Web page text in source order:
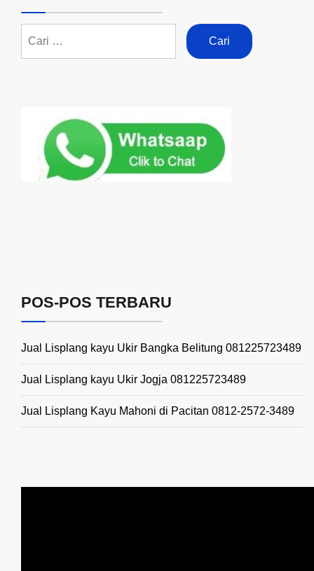
POS-POS TERBARU
Jual Lisplang kayu Ukir Bangka Belitung 081225723489
Jual Lisplang kayu Ukir Jogja 081225723489
Jual Lisplang Kayu Mahoni di Pacitan 0812-2572-3489